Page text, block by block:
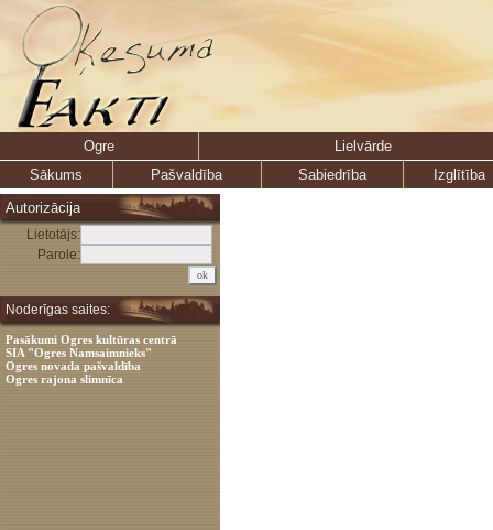
Ogre
Lielvārde
Sākums
Pašvaldība Sabiedrība
Izglītība
Autorizācija
Lietotājs:
Parole:
Noderīgas saites:
Pasākumi Ogres kultūras centrā
SIA "Ogres Namsaimnieks"
Ogres novada pašvaldība
Ogres rajona slimnīca